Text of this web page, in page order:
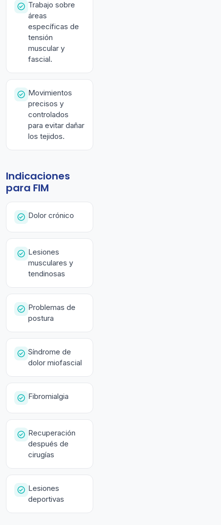
Trabajo sobre
áreas
específicas de
tensión
muscular y
fascial.
Movimientos
precisos y
controlados
para evitar dañar
los tejidos.
Indicaciones
para FIM
Dolor crónico
Lesiones
musculares y
tendinosas
Problemas de
postura
Síndrome de
dolor miofascial
Fibromialgia
Recuperación
después de
cirugías
Lesiones
deportivas